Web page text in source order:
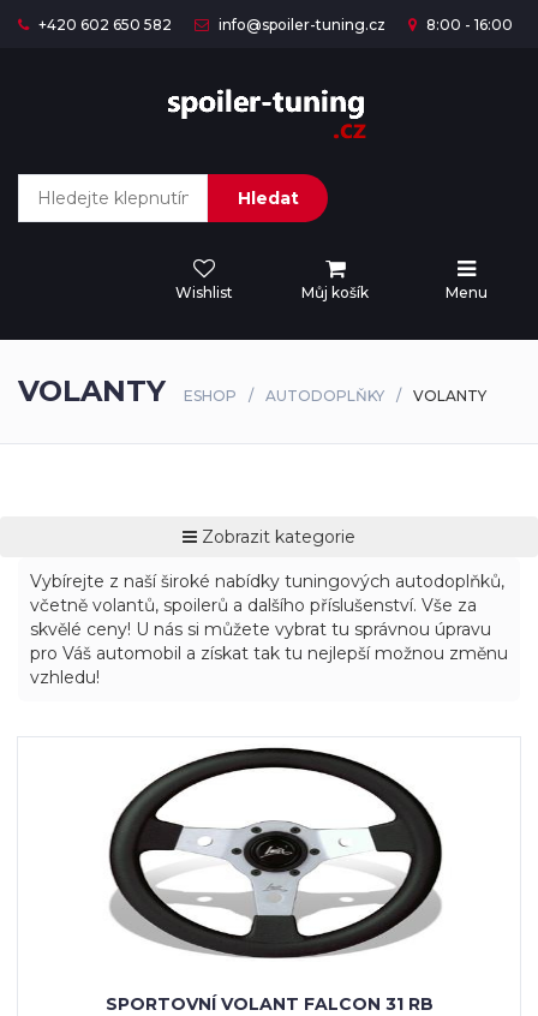
+420 602 650 582 info@spoiler-tuning.cz 8:00 - 16:00
Hledat
Wishlist Můj košík Menu
VOLANTY ESHOP AUTODOPLŇKY VOLANTY
Zobrazit kategorie
Vybírejte z naší široké nabídky tuningových autodoplňků,
včetně volantů, spoilerů a dalšího příslušenství. Vše za
skvělé ceny! U nás si můžete vybrat tu správnou úpravu
pro Váš automobil a získat tak tu nejlepší možnou změnu
vzhledu!
SPORTOVNÍ VOLANT FALCON 31 RB